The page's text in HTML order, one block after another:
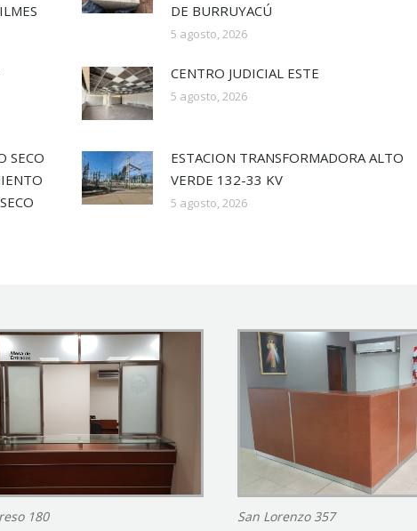
DE BURRUYACÚ
5 agosto, 2026
CENTRO JUDICIAL ESTE
5 agosto, 2026
SECO
ESTACION TRANSFORMADORA ALTO
VERDE 132-33 KV
5 agosto, 2026
180 San Lorenzo 357